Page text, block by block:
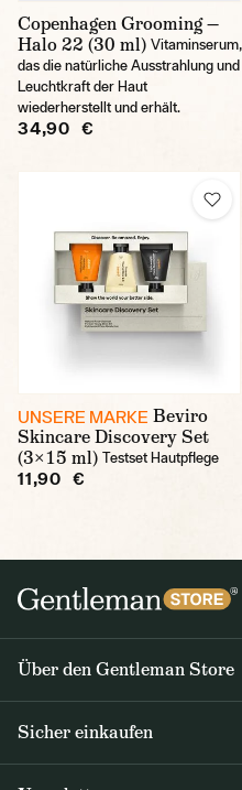
Copenhagen Grooming —
Halo 22 (30 ml) Vitaminserum,
das die natürliche Ausstrahlung und
Leuchtkraft der Haut
wiederherstellt und erhält.
34,90 €
UNSERE MARKE Beviro
Skincare Discovery Set
(3×15 ml) Testset Hautpflege
11,90 €
Über den Gentleman Store
Journal
Sicher einkaufen